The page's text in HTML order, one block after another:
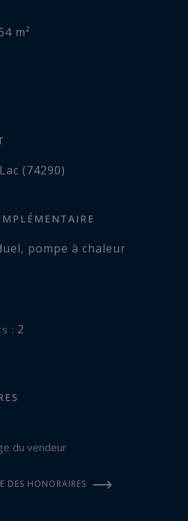
m²
(74290)
, pompe à chaleur
: 2
du vendeur
DES HONORAIRES